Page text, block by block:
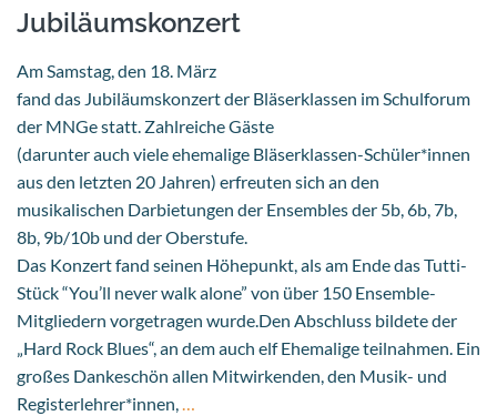
Jubiläumskonzert
Am Samstag, den 18. März
fand das Jubiläumskonzert der Bläserklassen im Schulforum
der MNGe statt. Zahlreiche Gäste
(darunter auch viele ehemalige Bläserklassen-Schüler*innen
aus den letzten 20 Jahren) erfreuten sich an den
musikalischen Darbietungen der Ensembles der 5b, 6b, 7b,
8b, 9b/10b und der Oberstufe.
Das Konzert fand seinen Höhepunkt, als am Ende das Tutti-
Stück “You’ll never walk alone” von über 150 Ensemble-
Mitgliedern vorgetragen wurde.Den Abschluss bildete der
„Hard Rock Blues“, an dem auch elf Ehemalige teilnahmen. Ein
großes Dankeschön allen Mitwirkenden, den Musik- und
Registerlehrer*innen,…